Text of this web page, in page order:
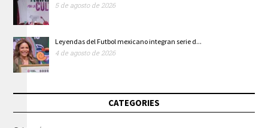
5 de agosto de 2026
Leyendas del Futbol mexicano integran serie d...
4 de agosto de 2026
CATEGORIES